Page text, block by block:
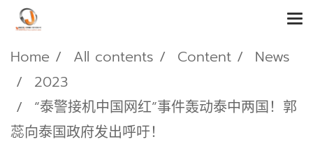
Home All contents Content
News
2023
“泰警接机中国网红”事件轰动泰中两国！郭
蕊向泰国政府发出呼吁！